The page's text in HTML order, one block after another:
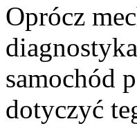
Oprócz
samochód
dotyczyć